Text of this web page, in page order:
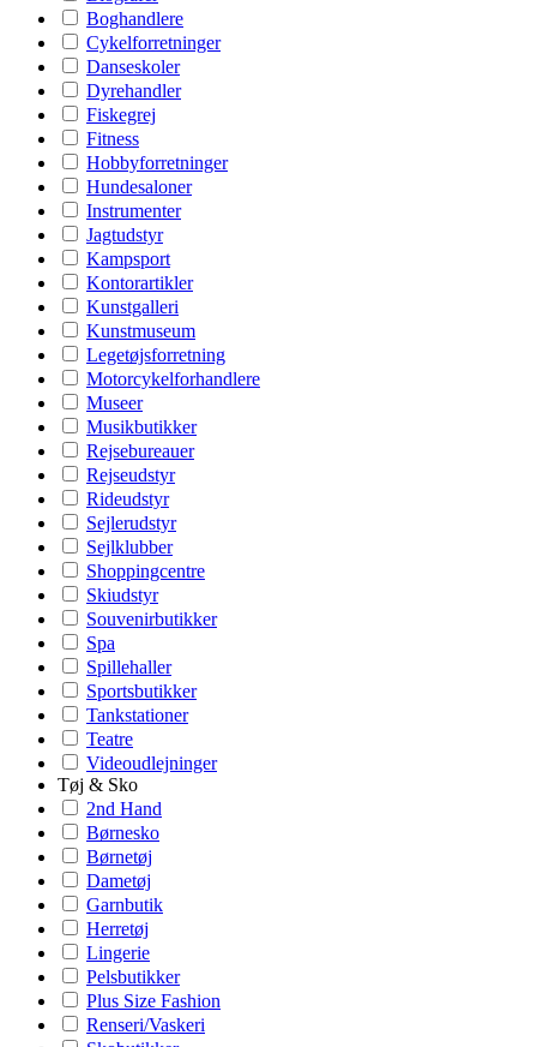
Boghandlere
Cykelforretninger
Danseskoler
Dyrehandler
Fiskegrej
Fitness
Hobbyforretninger
Hundesaloner
Instrumenter
Jagtudstyr
Kampsport
Kontorartikler
Kunstgalleri
Kunstmuseum
Legetøjsforretning
Motorcykelforhandlere
Museer
Musikbutikker
Rejsebureauer
Rejseudstyr
Rideudstyr
Sejlerudstyr
Sejlklubber
Shoppingcentre
Skiudstyr
Souvenirbutikker
Spa
Spillehaller
Sportsbutikker
Tankstationer
Teatre
Videoudlejninger
Tøj & Sko
2nd Hand
Børnesko
Børnetøj
Dametøj
Garnbutik
Herretøj
Lingerie
Pelsbutikker
Plus Size Fashion
Renseri/Vaskeri